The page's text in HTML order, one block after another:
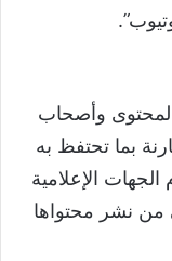
المحتوى وأصحاب
بما تحتفظ به
الإعلامية
من نشر محتواها